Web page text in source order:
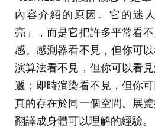
內容介紹的原因。它的迷
亮」，而是它把許多平常看
感。感測器看不見，但你可
演算法看不見，但你可以看
遞；即時渲染看不見，但你
真的存在於同一個空間。展
翻譯成身體可以理解的經驗。